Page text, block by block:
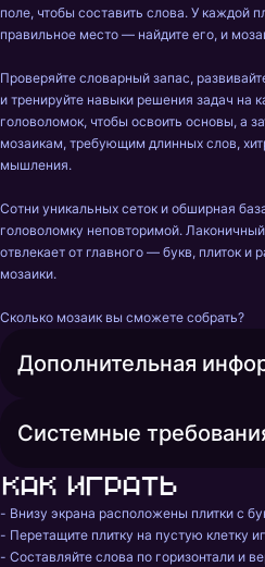
поле, чтобы составить слова. У каждой
правильное место — найдите его, и
Проверяйте словарный запас,
и тренируйте навыки решения задач на
головоломок, чтобы освоить основы, а
мозаикам, требующим длинных слов,
мышления.
Сотни уникальных сеток и обширная
головоломку неповторимой.
отвлекает от главного — букв, плиток и
мозаики.
Сколько мозаик вы сможете собрать?
Дополнительная
Системные
Как играть
- Внизу экрана расположены плитки с
- Перетащите плитку на пустую клетку
- Составляйте слова по горизонтали и